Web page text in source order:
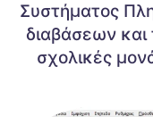
Συστήματος
διαβάσεων
σχολικές